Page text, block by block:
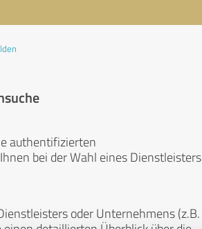
authentifizierten
bei der Wahl eines Dienstleisters
oder Unternehmens (z.B.